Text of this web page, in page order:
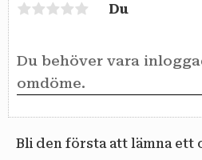
Du
Bli den första att lämna ett